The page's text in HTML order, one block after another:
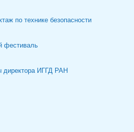
по технике безопасности
фестиваль
ИГГД РАН